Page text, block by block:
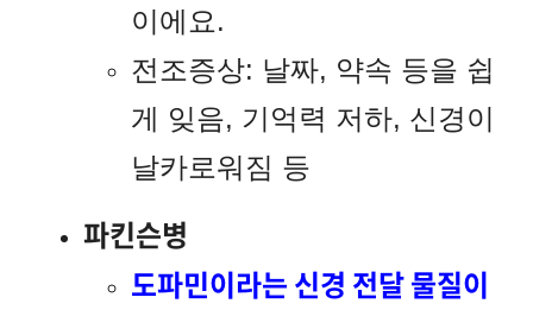
이에요.
전조증상: 날짜, 약속 등을 쉽
게 잊음, 기억력 저하, 신경이
날카로워짐 등
파킨슨병
도파민이라는 신경 전달 물질이